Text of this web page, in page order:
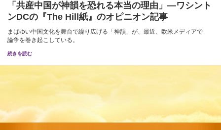
「共産中国が神韻を恐れる本当の理由」―ワシント
ンDCの『The Hill紙』のオピニオン記事
まばゆい中国文化を舞台で繰り広げる「神韻」が、最近、欧米メディアで
論争を巻き起こしている。
続きを読む